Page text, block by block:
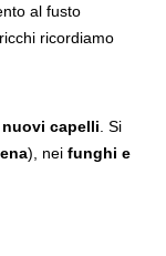
al fusto
ricordiamo
capelli . Si
), nei funghi e